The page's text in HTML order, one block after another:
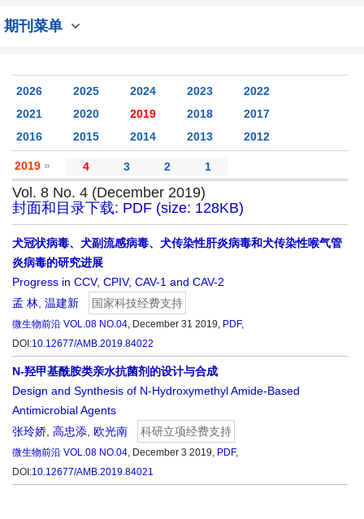
期刊菜单
2026 2025 2024 2023
2022
2021
2020 2019 2018
2017
2016
2015 2014 2013 2012
2019 » 4 3 2 1
Vol. 8 No. 4 (December 2019)
封面和目录下载: PDF (size: 128KB)
犬冠状病毒、犬副流感病毒、犬传染性肝炎病毒和犬传染性喉气管
炎病毒的研究进展
Progress in CCV, CPIV, CAV-1 and CAV-2
孟 林 温建新 国家科技经费支持
微生物前沿 VOL.08 NO.04, December 31 2019, PDF,
DOI:10.12677/AMB.2019.84022
N-羟甲基酰胺类亲水抗菌剂的设计与合成
Design and Synthesis of N-Hydroxymethyl Amide-Based
Antimicrobial Agents
张玲娇 高忠添 欧光南 科研立项经费支持
微生物前沿 VOL.08 NO.04, December 3 2019, PDF,
DOI:10.12677/AMB.2019.84021